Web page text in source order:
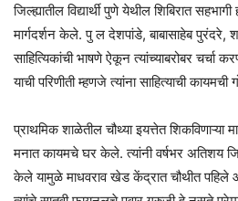
जिल्ह्यातील विद्यार्थी पुणे येथील शिबिरात
मार्गदर्शन केले. पु ल देशपांडे, बाबासाहेब पुरंदरे,
साहित्यिकांची भाषणे ऐकून त्यांच्याबरोबर चर्चा
याची परिणीती म्हणजे त्यांना साहित्याची कायमची
प्राथमिक शाळेतील चौथ्या इयत्तेत शिकविणाऱ्या
मनात कायमचे घर केले. त्यांनी वर्षभर अतिशय
केले यामुळे माधवराव खेड केंद्रात चौथीत